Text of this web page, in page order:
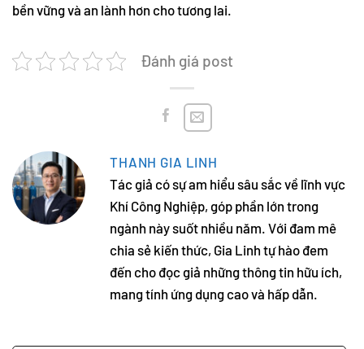
bền vững và an lành hơn cho tương lai.
Đánh giá post
THANH GIA LINH
Tác giả có sự am hiểu sâu sắc về lĩnh vực
Khí Công Nghiệp, góp phần lớn trong
ngành này suốt nhiều năm. Với đam mê
chia sẻ kiến thức, Gia Linh tự hào đem
đến cho đọc giả những thông tin hữu ích,
mang tính ứng dụng cao và hấp dẫn.